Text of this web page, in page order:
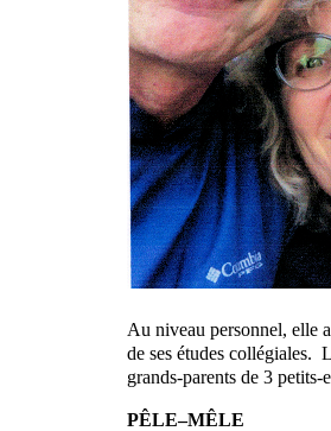
Au niveau personnel, elle
de ses études collégiales.
grands-parents de 3 petits-
PÊLE–MÊLE